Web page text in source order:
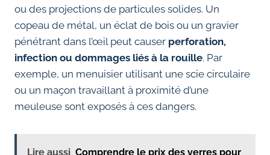
ou des projections de particules solides. Un
copeau de métal, un éclat de bois ou un gravier
pénétrant dans l’œil peut causer perforation,
infection ou dommages liés à la rouille. Par
exemple, un menuisier utilisant une scie circulaire
ou un maçon travaillant à proximité d’une
meuleuse sont exposés à ces dangers.
Lire aussi Comprendre le prix des verres pour